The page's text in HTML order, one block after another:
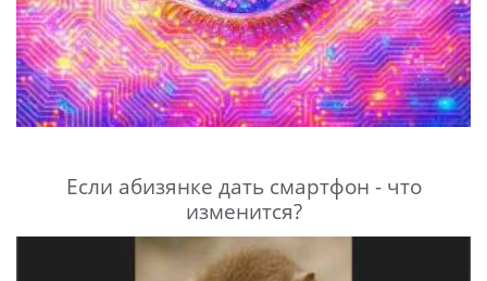
Если абизянке дать смартфон - что
изменится?